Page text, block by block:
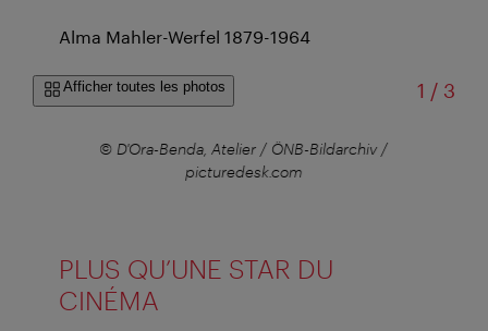
Alma Mahler-Werfel 1879-1964
Afficher toutes les photos 1 /sur
3
© D'Ora-Benda, Atelier / ÖNB-Bildarchiv /
picturedesk.com
PLUS QU’UNE STAR DU
CINÉMA